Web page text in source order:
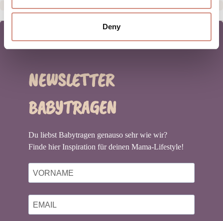
Deny
NEWSLETTER
BABYTRAGEN
Du liebst Babytragen genauso sehr wie wir?
Finde hier Inspiration für deinen Mama-Lifestyle!